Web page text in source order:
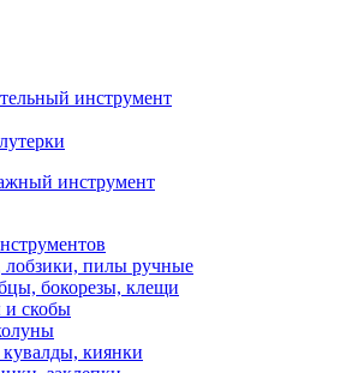
инструмент
инструмент
пилы ручные
бокорезы, клещи
и скобы
киянки